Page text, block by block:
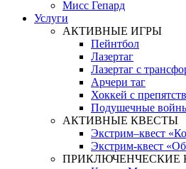
Мисс Гепард
Услуги
АКТИВНЫЕ ИГРЫ
Пейнтбол
Лазертаг
Лазертаг с
Арчери таг
Хоккей с
Подушечные
АКТИВНЫЕ КВЕСТЫ
Экстрим–квест
Экстрим-квест
ПРИКЛЮЧЕНЧЕСКИЕ